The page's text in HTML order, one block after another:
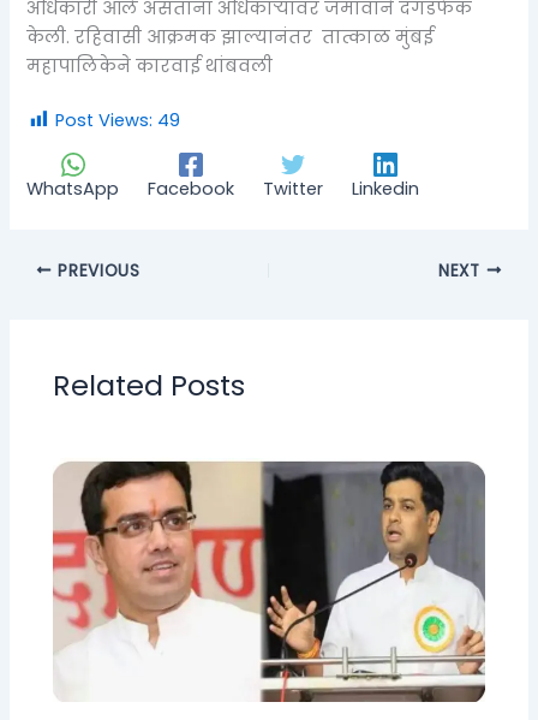
अधिकारी आले असताना अधिकाऱ्यांवर जमावाने दगडफेक
केली. रहिवासी आक्रमक झाल्यानंतर तात्काळ मुंबई
महापालिकेने कारवाई थांबवली
Post Views: 49
WhatsApp Facebook Twitter Linkedin
PREVIOUS NEXT
Related Posts